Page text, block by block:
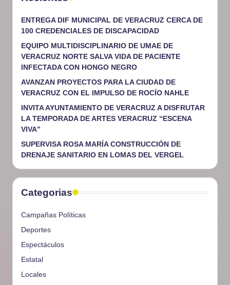
ENTREGA DIF MUNICIPAL DE VERACRUZ CERCA DE
100 CREDENCIALES DE DISCAPACIDAD
EQUIPO MULTIDISCIPLINARIO DE UMAE DE
VERACRUZ NORTE SALVA VIDA DE PACIENTE
INFECTADA CON HONGO NEGRO
AVANZAN PROYECTOS PARA LA CIUDAD DE
VERACRUZ CON EL IMPULSO DE ROCÍO NAHLE
INVITA AYUNTAMIENTO DE VERACRUZ A DISFRUTAR
LA TEMPORADA DE ARTES VERACRUZ “ESCENA
VIVA”
SUPERVISA ROSA MARÍA CONSTRUCCIÓN DE
DRENAJE SANITARIO EN LOMAS DEL VERGEL
Categorias
Campañas Políticas
Deportes
Espectáculos
Estatal
Locales